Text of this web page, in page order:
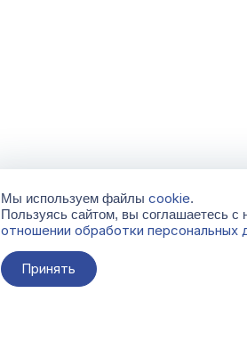
Мы используем файлы cookie.
Пользуясь сайтом, вы соглашаетесь с
отношении обработки персональных
Принять